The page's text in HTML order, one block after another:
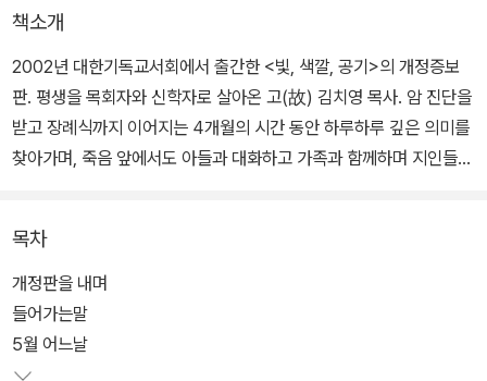
책소개
2002년 대한기독교서회에서 출간한 <빛, 색깔, 공기>의 개정증보
판. 평생을 목회자와 신학자로 살아온 고(故) 김치영 목사. 암 진단을
받고 장례식까지 이어지는 4개월의 시간 동안 하루하루 깊은 의미를
찾아가며, 죽음 앞에서도 아들과 대화하고 가족과 함께하며 지인들을
투병 중인 가족을 간병하고 있거나, 사랑하는 사람의 죽음을 겪고 힘
들어하는 사람들에게 실제적인 위로와 공감을 준다. 또한 그리스도인
들에게 자신의 신앙과 일상을 점검하고 되돌아보게 해 줄 뿐만 아니
라, 종교를 초월하여 우리가 삶에서 필연적으로 대면하는 고통과 죽
음에 대한 진지한 성찰의 계기를 마련해준다.
목차
개정판을 내며
들어가는말
5월 어느날